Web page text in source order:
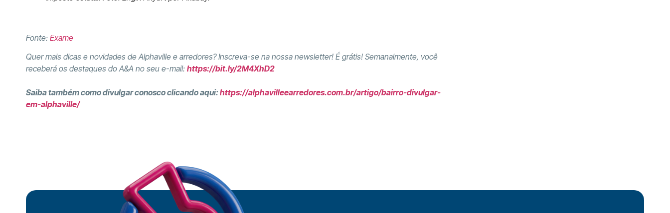
Fonte: Exame
Quer mais dicas e novidades de Alphaville e arredores? Inscreva-se na nossa newsletter! É grátis! Semanalmente, você
receberá os destaques do A&A no seu e-mail: https://bit.ly/2M4XhD2
Saiba também como divulgar conosco clicando aqui:https://alphavilleearredores.com.br/artigo/bairro-divulgar-
em-alphaville/